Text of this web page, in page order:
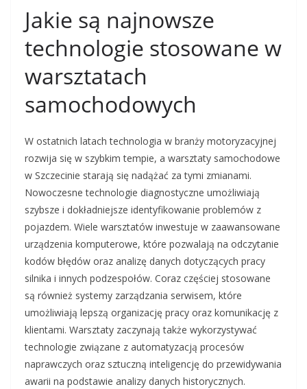
Jakie są najnowsze
technologie stosowane w
warsztatach
samochodowych
W ostatnich latach technologia w branży motoryzacyjnej
rozwija się w szybkim tempie, a warsztaty samochodowe
w Szczecinie starają się nadążać za tymi zmianami.
Nowoczesne technologie diagnostyczne umożliwiają
szybsze i dokładniejsze identyfikowanie problemów z
pojazdem. Wiele warsztatów inwestuje w zaawansowane
urządzenia komputerowe, które pozwalają na odczytanie
kodów błędów oraz analizę danych dotyczących pracy
silnika i innych podzespołów. Coraz częściej stosowane
są również systemy zarządzania serwisem, które
umożliwiają lepszą organizację pracy oraz komunikację z
klientami. Warsztaty zaczynają także wykorzystywać
technologie związane z automatyzacją procesów
naprawczych oraz sztuczną inteligencję do przewidywania
awarii na podstawie analizy danych historycznych.